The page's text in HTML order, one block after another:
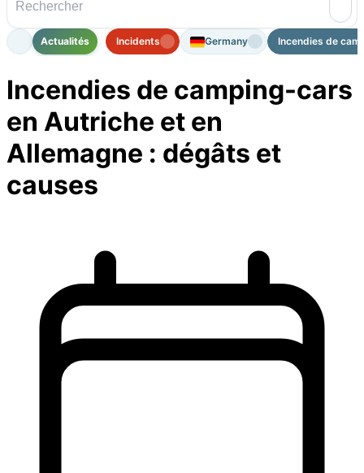
Actualités Incidents Germany Incendies de
Incendies de camping-cars
en Autriche et en
Allemagne : dégâts et
causes